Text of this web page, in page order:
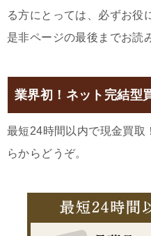
る方にとっては、必ずお役
是非ページの最後までお読
業界初！ネット完結型
最短24時間以内で現金買取
らからどうぞ。